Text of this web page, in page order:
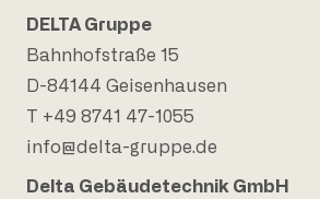
DELTA Gruppe
Bahnhofstraße 15
D-84144 Geisenhausen
T +49 8741 47-1055
info@delta-gruppe.de
Delta Gebäudetechnik GmbH